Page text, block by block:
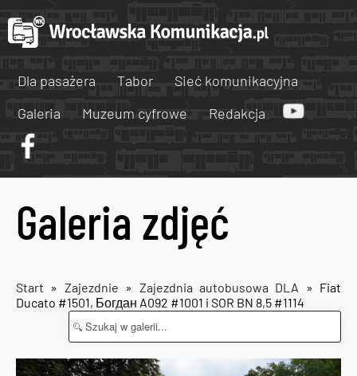
Dla pasażera Tabor
Sieć komunikacyjna
Galeria
Muzeum cyfrowe Redakcja
Galeria zdjęć
Start » Zajezdnie » Zajezdnia autobusowa DLA » Fiat
Ducato #1501, Богдан A092 #1001 i SOR BN 8,5 #1114